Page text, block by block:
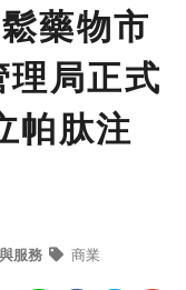
藥物市
局正式
帕肽注
服務 商業